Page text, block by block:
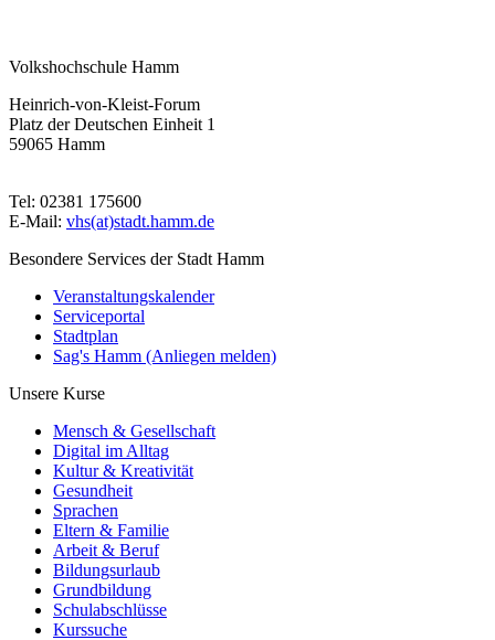
Volkshochschule Hamm
Heinrich-von-Kleist-Forum
Platz der Deutschen Einheit 1
59065 Hamm
Tel: 02381 175600
E-Mail: vhs(at)stadt.hamm.de
Besondere Services der Stadt Hamm
Veranstaltungskalender
Serviceportal
Stadtplan
Sag's Hamm (Anliegen melden)
Unsere Kurse
Mensch & Gesellschaft
Digital im Alltag
Kultur & Kreativität
Gesundheit
Sprachen
Eltern & Familie
Arbeit & Beruf
Bildungsurlaub
Grundbildung
Schulabschlüsse
Kurssuche